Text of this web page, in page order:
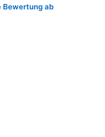
Bewertung ab